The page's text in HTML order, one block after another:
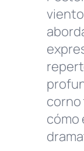
corno
cómo